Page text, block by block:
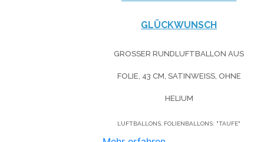
GLÜCKWUNSCH
GROSSER RUNDLUFTBALLON AUS F
OLIE, 43 CM, SATINWEISS, OHNE HE
LIUM
LUFTBALLONS, FOLIENBALLONS: "TAUFE"